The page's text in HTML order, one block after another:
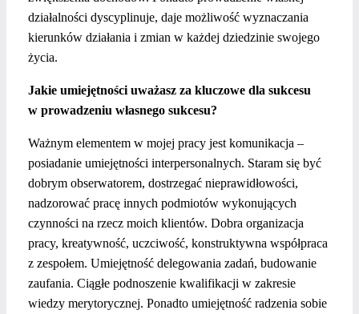
działalności dyscyplinuje, daje możliwość wyznaczania
kierunków działania i zmian w każdej dziedzinie swojego
życia.
Jakie umiejętności uważasz za kluczowe dla sukcesu
w prowadzeniu własnego sukcesu?
Ważnym elementem w mojej pracy jest komunikacja –
posiadanie umiejętności interpersonalnych. Staram się być
dobrym obserwatorem, dostrzegać nieprawidłowości,
nadzorować pracę innych podmiotów wykonujących
czynności na rzecz moich klientów. Dobra organizacja
pracy, kreatywność, uczciwość, konstruktywna współpraca
z zespołem. Umiejętność delegowania zadań, budowanie
zaufania. Ciągłe podnoszenie kwalifikacji w zakresie
wiedzy merytorycznej. Ponadto umiejętność radzenia sobie